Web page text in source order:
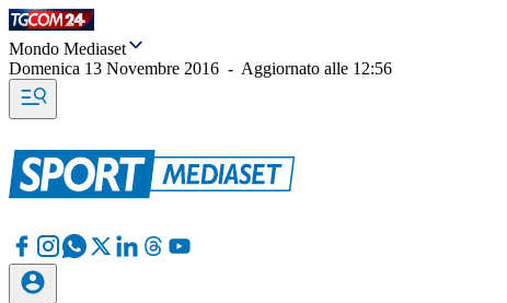
Mondo Mediaset
Domenica 13 Novembre 2016 - Aggiornato alle 12:56